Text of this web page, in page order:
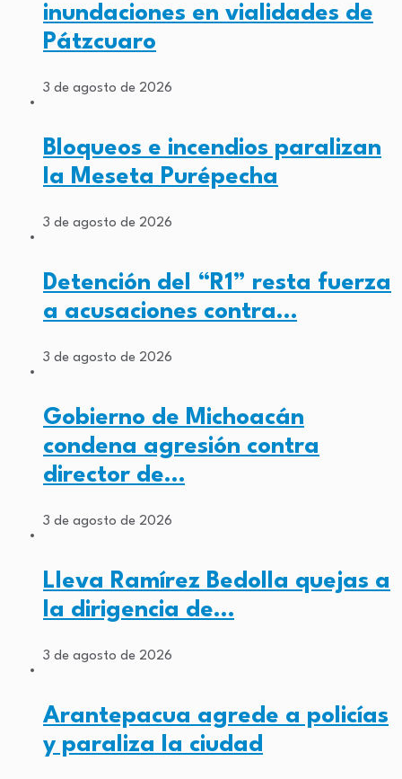
inundaciones en vialidades de
Pátzcuaro
3 de agosto de 2026
Bloqueos e incendios paralizan
la Meseta Purépecha
3 de agosto de 2026
Detención del “R1” resta fuerza
a acusaciones contra…
3 de agosto de 2026
Gobierno de Michoacán
condena agresión contra
director de…
3 de agosto de 2026
Lleva Ramírez Bedolla quejas a
la dirigencia de…
3 de agosto de 2026
Arantepacua agrede a policías
y paraliza la ciudad